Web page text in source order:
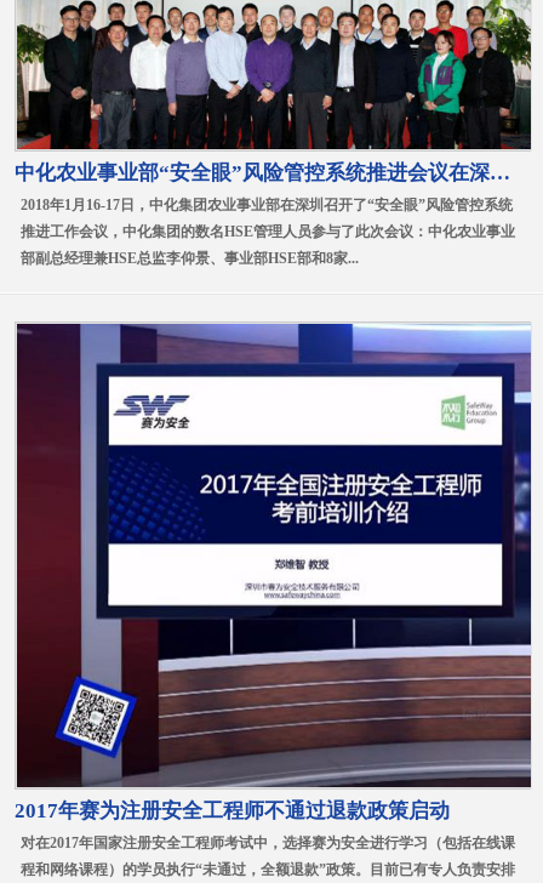
中化农业事业部“安全眼”风险管控系统推进会议在深召开
2018年1月16-17日，中化集团农业事业部在深圳召开了“安全眼”风险管控系统
推进工作会议，中化集团的数名HSE管理人员参与了此次会议：中化农业事业
部副总经理兼HSE总监李仰景、事业部HSE部和8家...
2017年赛为注册安全工程师不通过退款政策启动
对在2017年国家注册安全工程师考试中，选择赛为安全进行学习（包括在线课
程和网络课程）的学员执行“未通过，全额退款”政策。目前已有专人负责安排